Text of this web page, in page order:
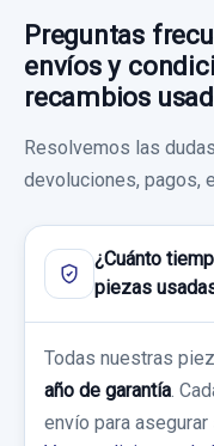
Garantía 1 año
Ref:752683
19,83 €
Sin IVA, gastos de
Preguntas
envíos y
recambios
Resolvemos las
devoluciones, pagos,
¿Cuánto
piezas
Todas nuestras
año de garantía.
envío para